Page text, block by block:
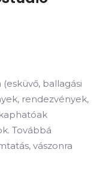
ballagási
rendezvények,
Továbbá
vászonra